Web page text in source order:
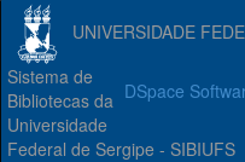
UNIVERSIDADE
DSpace
Sistema de
Bibliotecas da
Universidade
Federal de Sergipe - SIBIUFS